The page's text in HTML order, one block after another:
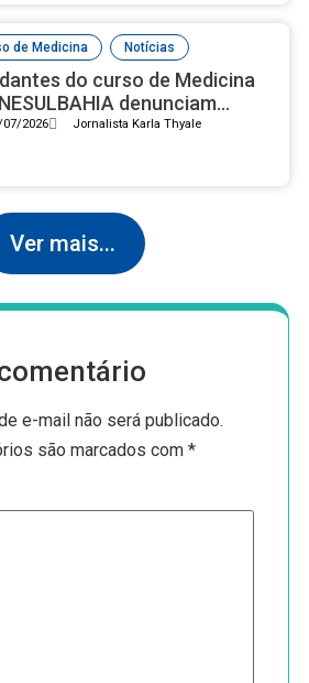
de Medicina , Notícias
do curso de Medicina
denunciam
institucional e reprovações
07/2026 Jornalista Karla Thyale
Ver mais...
e-mail não será publicado.
são marcados com*